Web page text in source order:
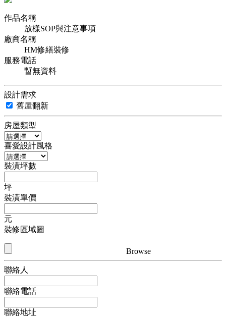
作品名稱
放樣SOP與注意事項
廠商名稱
HM修繕裝修
服務電話
暫無資料
設計需求
舊屋翻新
房屋類型
喜愛設計風格
裝潢坪數
坪
裝潢單價
元
裝修區域圖
Browse
聯絡人
聯絡電話
聯絡地址